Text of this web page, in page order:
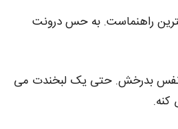
راهنماست. به حس درونت
نفس بدرخش. حتی یک لبخندت می‌
کنه.